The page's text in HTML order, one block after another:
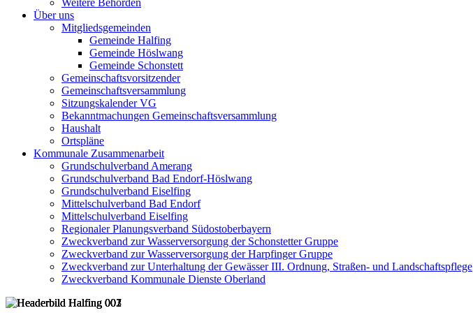
Weitere Behörden
Über uns
Mitgliedsgemeinden
Gemeinde Halfing
Gemeinde Höslwang
Gemeinde Schonstett
Gemeinschaftsvorsitzender
Gemeinschaftsversammlung
Sitzungskalender VG
Bekanntmachungen Gemeinschaftsversammlung
Haushalt
Ortspläne
Kommunale Zusammenarbeit
Grundschulverband Amerang
Grundschulverband Bad Endorf-Höslwang
Grundschulverband Eiselfing
Mittelschulverband Bad Endorf
Mittelschulverband Eiselfing
Regionaler Planungsverband Südostoberbayern
Zweckverband zur Wasserversorgung der Schonstetter Gruppe
Zweckverband zur Wasserversorgung der Harpfinger Gruppe
Zweckverband zur Unterhaltung der Gewässer III. Ordnung, Straßen- und Landschaftspflege
Zweckverband Kommunale Dienste Oberland